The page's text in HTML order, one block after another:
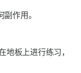
作用。
地板上进行练习，